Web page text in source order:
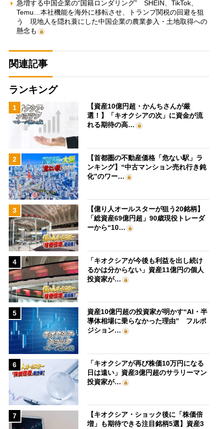
急増する中国企業の“国籍ロンダリング” SHEIN、TikTok、
Temu…本社機能を海外に移転させ、トランプ関税の回避を狙
う 現地人を隠れ蓑にした中国企業の農業参入・土地取得への
懸念も
関連記事
ランキング
1
【資産10億円超・かんちさんが厳
選！】「キオクシアの次」に資金が流
れる期待の高…
2
【首都圏の不動産価格「危ない駅」ラ
ンキング】“中古マンション売れ行き鈍
化”のワー…
3
【億り人オールスターが狙う20銘柄】
「総資産69億円超」90歳現役トレーダ
ーから“10…
4
「キオクシアが今後も利益を出し続け
るかは分からない」資産11億円の個人
投資家が…
5
資産10億円超の投資家が明かす“AI・半
導体相場に乗らなかった理由” フルポ
ジション…
6
「キオクシアが再び株価10万円になる
日は遠い」資産3億円超のサラリーマン
投資家が…
7
【キオクシア・ショック後に「株価倍
増」も期待できる注目銘柄5選】資産3